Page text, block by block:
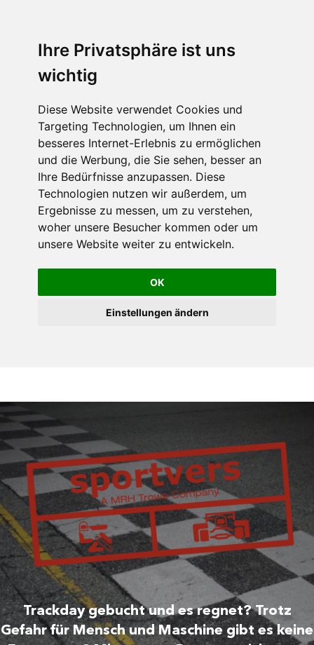
Ihre Privatsphäre ist uns
wichtig
Diese Website verwendet Cookies und
Targeting Technologien, um Ihnen ein
besseres Internet-Erlebnis zu ermöglichen
und die Werbung, die Sie sehen, besser an
Ihre Bedürfnisse anzupassen. Diese
Technologien nutzen wir außerdem, um
Ergebnisse zu messen, um zu verstehen,
woher unsere Besucher kommen oder um
unsere Website weiter zu entwickeln.
OK
Einstellungen ändern
Trackday gebucht und es regnet? Trotz
Gefahr für Mensch und Maschine gibt es keine